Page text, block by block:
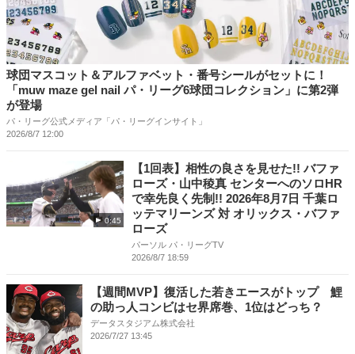
球団マスコット＆アルファベット・番号シールがセットに！
「muw maze gel nail パ・リーグ6球団コレクション」に第2弾
が登場
パ・リーグ公式メディア「パ・リーグインサイト」
2026/8/7 12:00
0:45
【1回表】相性の良さを見せた!! バファ
ローズ・山中稜真 センターへのソロHR
で幸先良く先制!! 2026年8月7日 千葉ロ
ッテマリーンズ 対 オリックス・バファ
ローズ
パーソル パ・リーグTV
2026/8/7 18:59
【週間MVP】復活した若きエースがトップ 鯉
の助っ人コンビはセ界席巻、1位はどっち？
データスタジアム株式会社
2026/7/27 13:45